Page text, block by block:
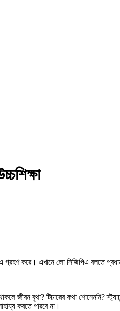
করে। এখানে লো সিজিপিএ বলতে
জীবন বৃথা? টিচারের কথা শোনেননি?
করতে পারবে না।